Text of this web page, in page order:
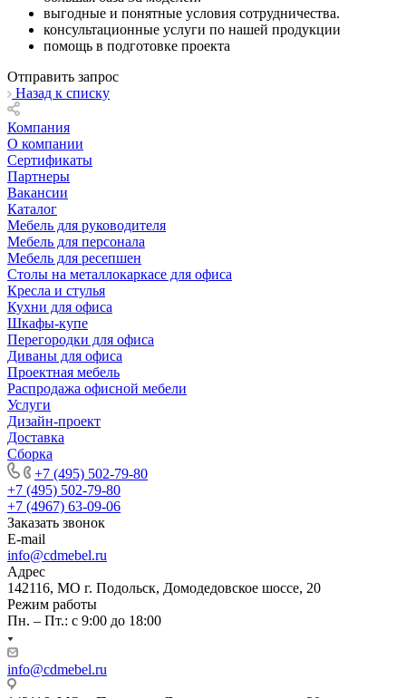
выгодные и понятные условия сотрудничества.
консультационные услуги по нашей продукции
помощь в подготовке проекта
Отправить запрос
Назад к списку
Компания
О компании
Сертификаты
Партнеры
Вакансии
Каталог
Мебель для руководителя
Мебель для персонала
Мебель для ресепшен
Столы на металлокаркасе для офиса
Кресла и стулья
Кухни для офиса
Шкафы-купе
Перегородки для офиса
Диваны для офиса
Проектная мебель
Распродажа офисной мебели
Услуги
Дизайн-проект
Доставка
Сборка
+7 (495) 502-79-80
+7 (495) 502-79-80
+7 (4967) 63-09-06
Заказать звонок
E-mail
info@cdmebel.ru
Адрес
142116, МО г. Подольск, Домодедовское шоссе, 20
Режим работы
Пн. – Пт.: с 9:00 до 18:00
info@cdmebel.ru